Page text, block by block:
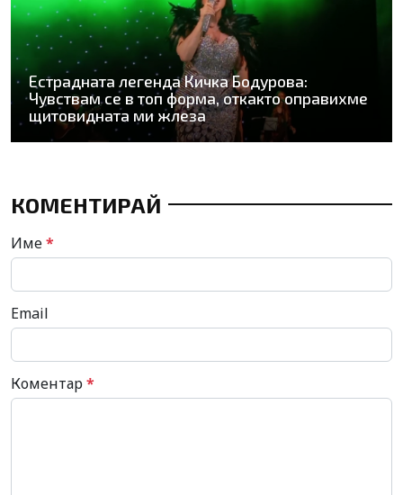
Естрадната легенда Кичка Бодурова:
Чувствам се в топ форма, откакто оправихме
щитовидната ми жлеза
КОМЕНТИРАЙ
Име*
Email
Коментар*